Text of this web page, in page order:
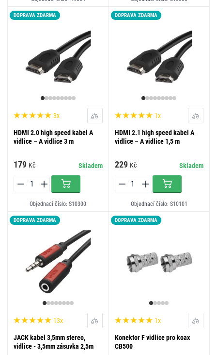
DOPRAVA ZDARMA
3x
HDMI 2.0 high speed kabel A
vidlice – A vidlice 3 m
179 Kč Skladem
Objednací číslo: S10300
DOPRAVA ZDARMA
1x
HDMI 2.1 high speed kabel A
vidlice – A vidlice 1,5 m
229 Kč Skladem
Objednací číslo: S10101
DOPRAVA ZDARMA
13x
JACK kabel 3,5mm stereo,
vidlice - 3,5mm zásuvka 2,5m
DOPRAVA ZDARMA
1x
Konektor F vidlice pro koax
CB500